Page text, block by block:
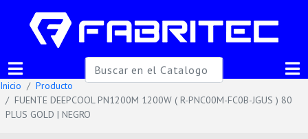
Inicio
Producto
FUENTE DEEPCOOL PN1200M 1200W ( R-PNC00M-FC0B-JGUS ) 80
PLUS GOLD | NEGRO